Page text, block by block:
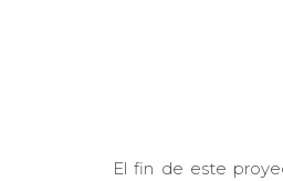
El fin de este